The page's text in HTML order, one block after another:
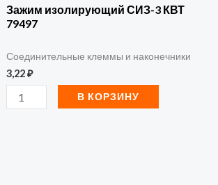
Зажим изолирующий СИЗ-3 КВТ
79497
Соединительные клеммы и наконечники
3,22₽
В КОРЗИНУ